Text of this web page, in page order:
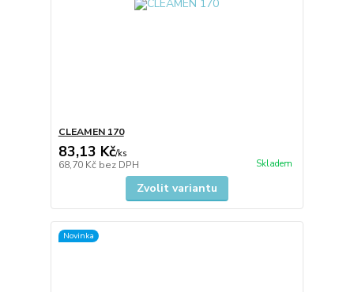
CLEAMEN 170
83,13 Kč/ks
68,70 Kč bez DPH Skladem
Zvolit variantu
Novinka